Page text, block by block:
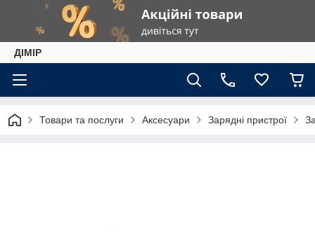
ДІМІР
Товари та послуги Аксесуари Зарядні пристрої